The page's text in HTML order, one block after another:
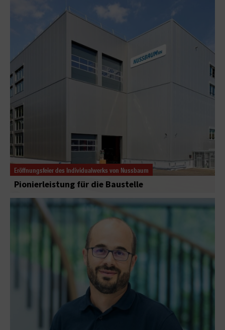
Eröffnungsfeier des Individualwerks von Nussbaum
Pionierleistung für die Baustelle